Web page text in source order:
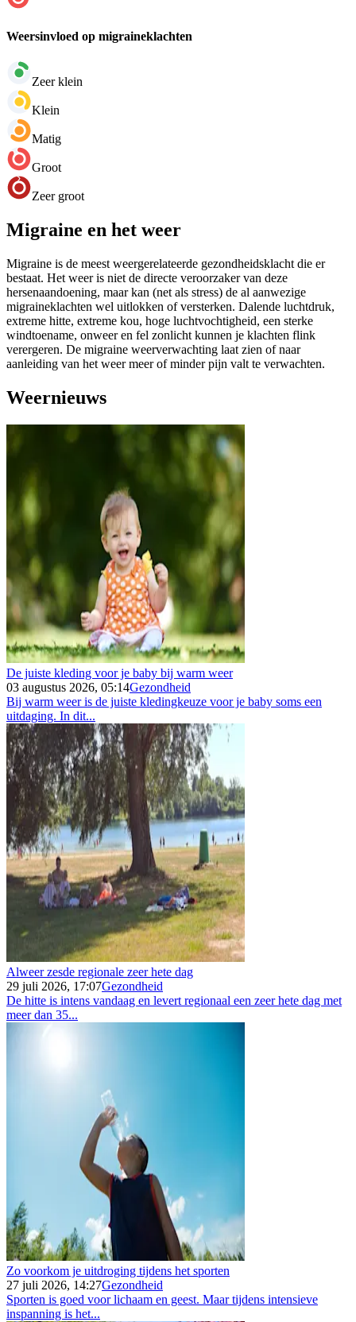
Weersinvloed op migraineklachten
Zeer klein
Klein
Matig
Groot
Zeer groot
Migraine en het weer
Migraine is de meest weergerelateerde gezondheidsklacht die er
bestaat. Het weer is niet de directe veroorzaker van deze
hersenaandoening, maar kan (net als stress) de al aanwezige
migraineklachten wel uitlokken of versterken. Dalende luchtdruk,
extreme hitte, extreme kou, hoge luchtvochtigheid, een sterke
windtoename, onweer en fel zonlicht kunnen je klachten flink
verergeren. De migraine weerverwachting laat zien of naar
aanleiding van het weer meer of minder pijn valt te verwachten.
Weernieuws
De juiste kleding voor je baby bij warm weer
03 augustus 2026, 05:14Gezondheid
Bij warm weer is de juiste kledingkeuze voor je baby soms een
uitdaging. In dit...
Alweer zesde regionale zeer hete dag
29 juli 2026, 17:07Gezondheid
De hitte is intens vandaag en levert regionaal een zeer hete dag met
meer dan 35...
Zo voorkom je uitdroging tijdens het sporten
27 juli 2026, 14:27Gezondheid
Sporten is goed voor lichaam en geest. Maar tijdens intensieve
inspanning is het...